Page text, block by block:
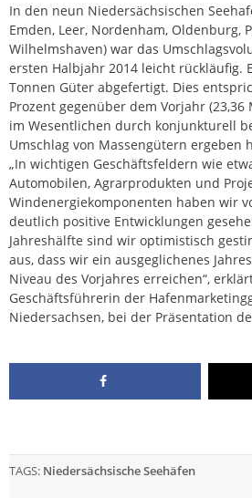
In den neun Niedersächsischen
Emden, Leer, Nordenham, Oldenburg,
Wilhelmshaven) war das
ersten Halbjahr 2014 leicht rückläufig.
Tonnen Güter abgefertigt. Dies
Prozent gegenüber dem Vorjahr (23,36
im Wesentlichen durch konjunkturell
Umschlag von Massengütern ergeben
„In wichtigen Geschäftsfeldern wie
Automobilen, Agrarprodukten und
Windenergiekomponenten haben wir
deutlich positive Entwicklungen
Jahreshälfte sind wir optimistisch
aus, dass wir ein ausgeglichenes
Niveau des Vorjahres erreichen“,
Geschäftsführerin der
Niedersachsen, bei der Präsentation
TAGS: Niedersächsische Seehäfen